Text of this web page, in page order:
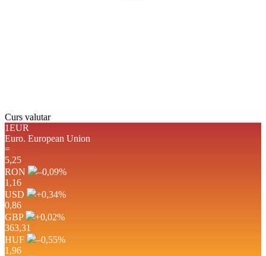
Curs valutar
1EUR
Euro. European Union
=
5,25
RON
–0,09%
1,16
USD
+0,34%
0,86
GBP
+0,02%
363,31
HUF
–0,55%
1,96